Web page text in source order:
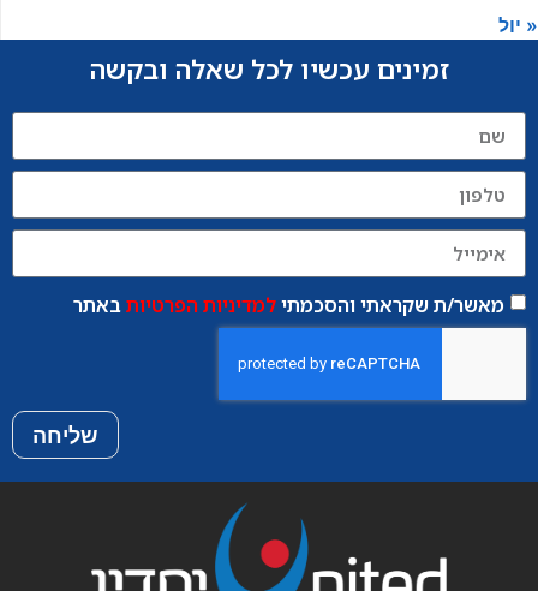
« יול
זמינים עכשיו לכל שאלה ובקשה
מאשר/ת שקראתי והסכמתילמדיניות הפרטיותבאתר
שליחה